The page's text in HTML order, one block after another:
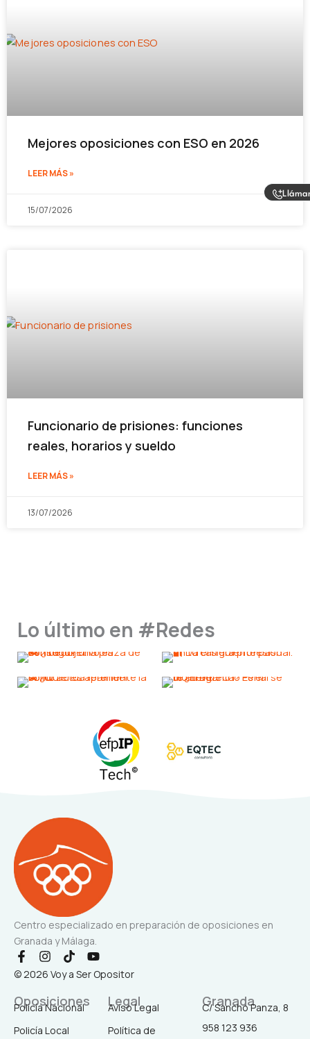
Mejores oposiciones con ESO en 2026
LEER MÁS »
15/07/2026
Funcionario de prisiones: funciones
reales, horarios y sueldo
LEER MÁS »
13/07/2026
Lo último en #Redes
Centro especializado en preparación de oposiciones en
Granada y Málaga.
F
a
c
b
o
o
I
n
s
a
g
r
T
i
k
o
k
Y
o
u
© 2026 Voy a Ser Opositor
Oposiciones
Policía Nacional
Policía Local
Legal
Aviso Legal
Política de
Granada
C/ Sancho Panza, 8
958 123 936